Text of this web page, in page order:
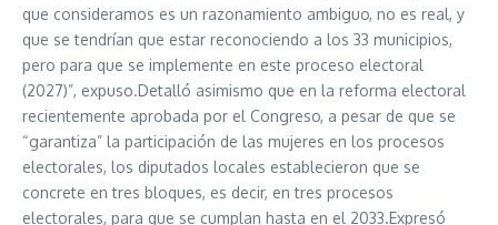
que consideramos es un razonamiento ambiguo, no es real, y
que se tendrían que estar reconociendo a los 33 municipios,
pero para que se implemente en este proceso electoral
(2027)”, expuso.Detalló asimismo que en la reforma electoral
recientemente aprobada por el Congreso, a pesar de que se
“garantiza” la participación de las mujeres en los procesos
electorales, los diputados locales establecieron que se
concrete en tres bloques, es decir, en tres procesos
electorales, para que se cumplan hasta en el 2033.Expresó